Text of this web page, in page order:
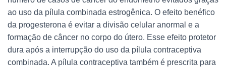
ao uso da pílula combinada estrogênica. O efeito benéfico
da progesterona é evitar a divisão celular anormal e a
formação de câncer no corpo do útero. Esse efeito protetor
dura após a interrupção do uso da pílula contraceptiva
combinada. A pílula contraceptiva também é prescrita para